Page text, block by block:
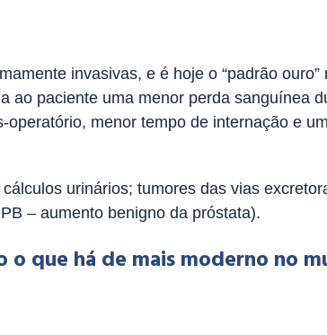
invasivas, e é hoje o “padrão ouro”
ao paciente uma menor perda sanguínea
menor tempo de internação e
urinários; tumores das vias
– aumento benigno da próstata).
o que há de mais moderno no